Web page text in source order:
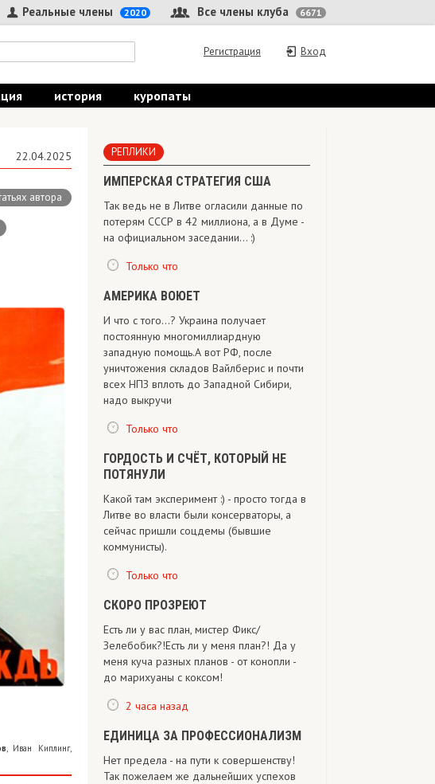
Все члены клуба 6671
Реальные члены 2020
Вход
Регистрация
история куропаты
22.04.2025
автора
, Иван Киплинг,
РЕПЛИКИ
ИМПЕРСКАЯ СТРАТЕГИЯ США
Так ведь не в Литве огласили данные по
потерям СССР в 42 миллиона, а в Думе -
на официальном заседании... :)
Только что
АМЕРИКА ВОЮЕТ
И что с того...? Украина получает
постоянную многомиллиардную
западную помощь.А вот РФ, после
уничтожения складов Вайлберис и почти
всех НПЗ вплоть до Западной Сибири,
надо выкручи
Только что
ГОРДОСТЬ И СЧЁТ, КОТОРЫЙ НЕ
ПОТЯНУЛИ
Какой там эксперимент :) - просто тогда в
Литве во власти были консерваторы, а
сейчас пришли соцдемы (бывшие
коммунисты).
Только что
СКОРО ПРОЗРЕЮТ
Есть ли у вас план, мистер Фикс/
Зелебобик?!Есть ли у меня план?! Да у
меня куча разных планов - от конопли -
до марихуаны с коксом!
2 часа назад
ЕДИНИЦА ЗА ПРОФЕССИОНАЛИЗМ
Нет предела - на пути к совершенству!
Так пожелаем же дальнейших успехов